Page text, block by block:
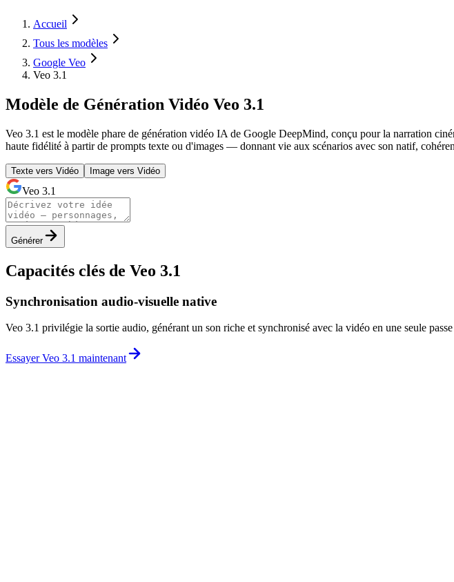
Accueil
Tous les modèles
Google Veo
Veo 3.1
Modèle de Génération Vidéo Veo 3.1
Veo 3.1 est le modèle phare de génération vidéo IA de Google DeepMind, conçu pour la narration
haute fidélité à partir de prompts texte ou d'images — donnant vie aux scénarios avec son natif,
Texte vers Vidéo Image vers Vidéo
Veo 3.1
Générer
Capacités clés de Veo 3.1
Synchronisation audio-visuelle native
Veo 3.1 privilégie la sortie audio, générant un son riche et synchronisé avec la vidéo en une seule
Essayer Veo 3.1 maintenant